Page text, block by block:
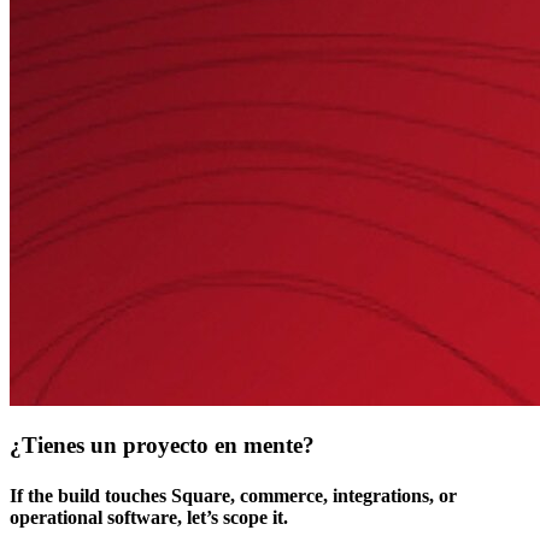
¿Tienes un proyecto en mente?
If the build touches Square, commerce, integrations, or
operational software, let’s scope it.